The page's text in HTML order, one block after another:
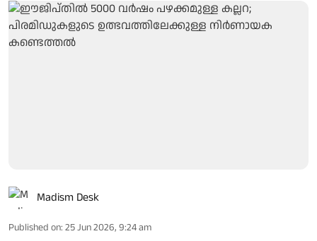
Madism Desk
Published on: 25 Jun 2026, 9:24 am